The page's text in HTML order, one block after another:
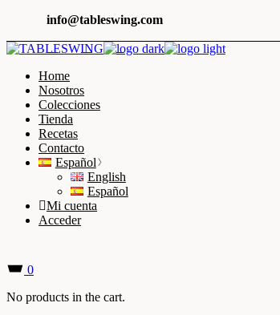
the
info@tableswing.com
Home
Nosotros
Colecciones
Tienda
Recetas
Contacto
Español
English
Español
Mi cuenta
Acceder
0
No products in the cart.